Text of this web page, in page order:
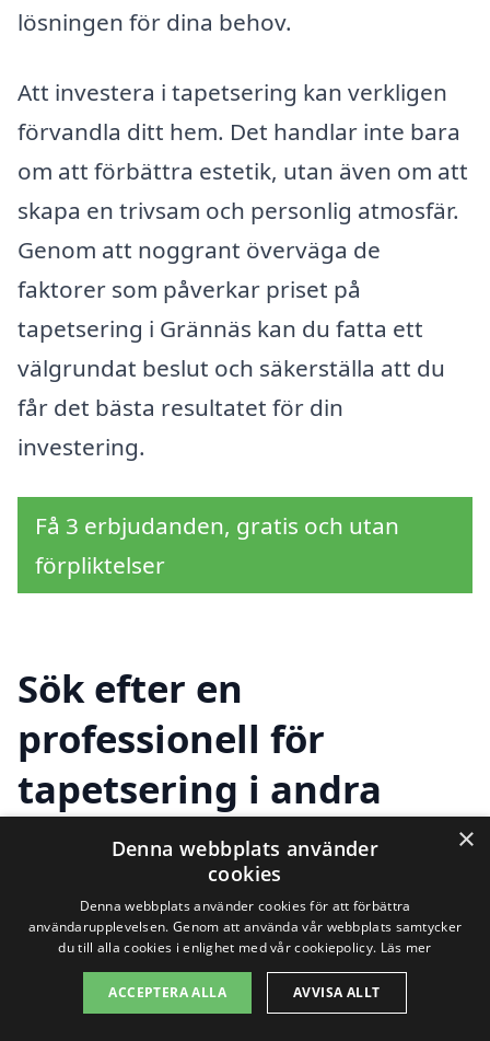
lösningen för dina behov.
Att investera i tapetsering kan verkligen
förvandla ditt hem. Det handlar inte bara
om att förbättra estetik, utan även om att
skapa en trivsam och personlig atmosfär.
Genom att noggrant överväga de
faktorer som påverkar priset på
tapetsering i Grännäs kan du fatta ett
välgrundat beslut och säkerställa att du
får det bästa resultatet för din
investering.
Få 3 erbjudanden, gratis och utan
förpliktelser
Sök efter en
professionell för
tapetsering i andra
städer nära Grännäs
Att hitta rätt expert på tapetsering i
Grännäs kan ibland kännas
överväldigande, särskilt om du inte är
×
Denna webbplats använder
cookies
Denna webbplats använder cookies för att förbättra
användarupplevelsen. Genom att använda vår webbplats samtycker
du till alla cookies i enlighet med vår cookiepolicy. Läs mer
ACCEPTERA ALLA AVVISA ALLT